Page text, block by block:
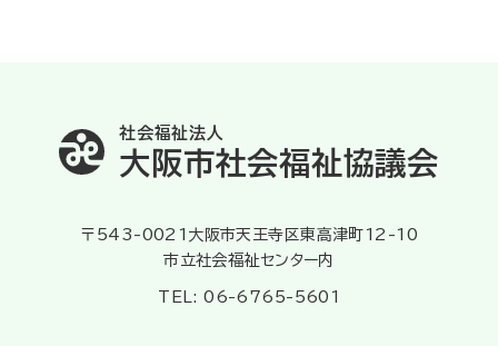
社会福祉法人
大阪市社会福祉協議会
〒543-0021大阪市天王寺区東高津町12-10
市立社会福祉センター内
TEL: 06-6765-5601